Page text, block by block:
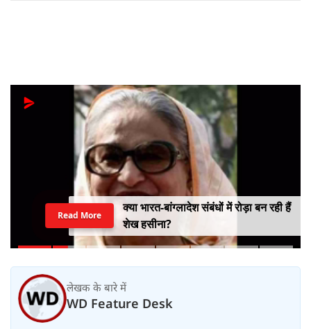
क्या भारत-बांग्लादेश संबंधों में रोड़ा बन रही हैं
शेख हसीना?
Read More
लेखक के बारे में
WD Feature Desk